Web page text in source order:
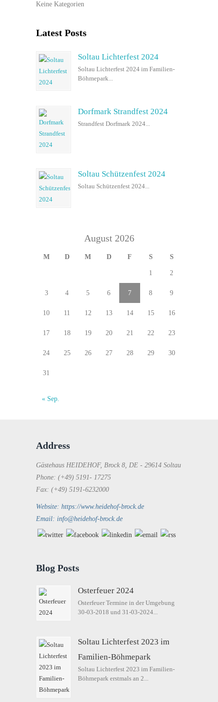
Keine Kategorien
Latest Posts
Soltau Lichterfest 2024
Soltau Lichterfest 2024 im Familien-
Böhmepark...
Dorfmark Strandfest 2024
Strandfest Dorfmark 2024...
Soltau Schützenfest 2024
Soltau Schützenfest 2024...
August 2026
M D M D F S S
1 2
3 4 5 6 7 8 9
10 11 12 13 14 15 16
17 18 19 20 21 22 23
24 25 26 27 28 29 30
31
« Sep.
Address
Gästehaus HEIDEHOF, Brock 8, DE - 29614 Soltau
Phone: (+49) 5191- 17275
Fax: (+49) 5191-6232000
Website: https://www.heidehof-brock.de
Email: info@heidehof-brock.de
Blog Posts
Osterfeuer 2024
Osterfeuer Termine in der Umgebung
30-03-2018 und 31-03-2024...
Soltau Lichterfest 2023 im
Familien-Böhmepark
Soltau Lichterfest 2023 im Familien-
Böhmepark erstmals an 2...